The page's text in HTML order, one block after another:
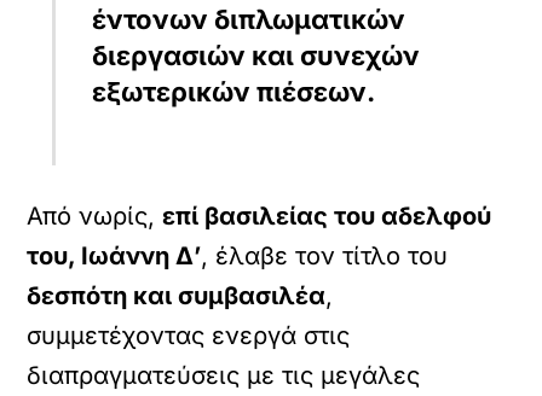
έντονων διπλωματικών
διεργασιών και συνεχών
εξωτερικών πιέσεων.
Από νωρίς,επί βασιλείας του αδελφού
του, Ιωάννη Δ’, έλαβε τον τίτλο του
δεσπότη και συμβασιλέα,
συμμετέχοντας ενεργά στις
διαπραγματεύσεις με τις μεγάλες